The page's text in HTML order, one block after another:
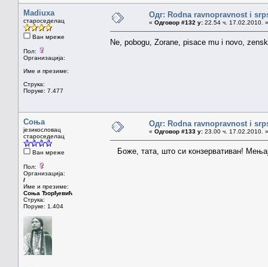
Madiuxa
староседелац
Ван мреже
Пол:
Организација:
Име и презиме:
Струка:
Поруке: 7.477
Одг: Rodna ravnopravnost i
« Одговор #132 у: 22.54 ч. 17.02.2010. »
Ne, pobogu, Zorane, pisace mu i novo,
Соња
језикословац
староседелац
Ван мреже
Пол:
Организација:
/
Име и презиме:
Соња Ђорђевић
Струка:
Поруке: 1.404
Одг: Rodna ravnopravnost i
« Одговор #133 у: 23.00 ч. 17.02.2010. »
Боже, тата, што си конзервативан!